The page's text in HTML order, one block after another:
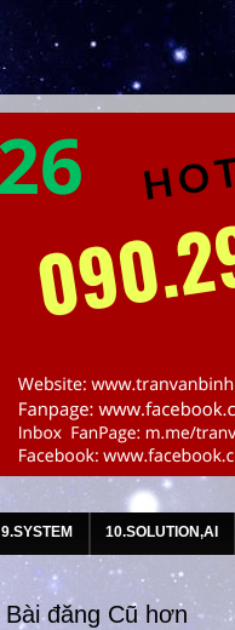
9.SYSTEM 10.SOLUTION,AI
Bài đăng Cũ hơn